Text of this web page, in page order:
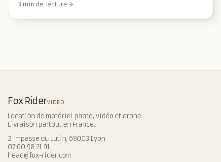
3 min de lecture
Fox RiderVIDEO
Location de matériel photo, vidéo et drone.
Livraison partout en France.
2 Impasse du Lutin, 69003 Lyon
07 60 98 21 91
head@fox-rider.com